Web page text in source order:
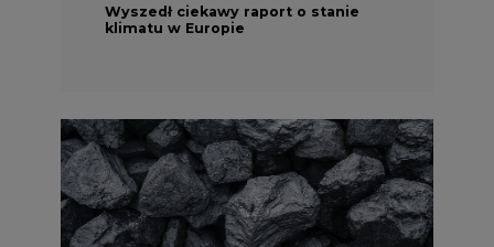
Wyszedł ciekawy raport o stanie
klimatu w Europie